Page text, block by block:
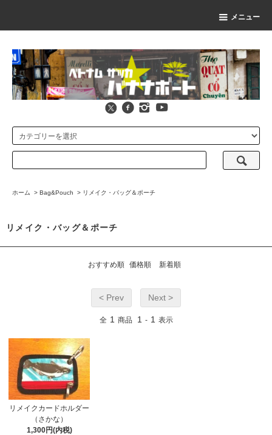
メニュー
ホーム > Bag&Pouch > リメイク・バッグ＆ポーチ
リメイク・バッグ＆ポーチ
おすすめ順 価格順 新着順
< Prev Next >
全 1 商品 1 - 1 表示
リメイクカードホルダー
（さかな）
1,300円(内税)